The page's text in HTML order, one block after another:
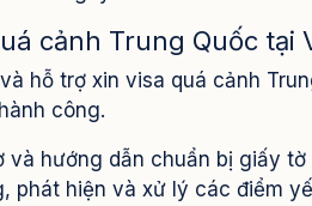
cảnh Trung Quốc tại
hỗ trợ xin visa quá cảnh
công.
và hướng dẫn chuẩn bị giấy tờ
phát hiện và xử lý các điểm